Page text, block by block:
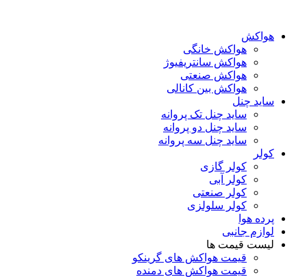
هواکش
هواکش خانگی
هواکش سانتریفیوژ
هواکش صنعتی
هواکش بین کانالی
ساید چنل
ساید چنل تک پروانه
ساید چنل دو پروانه
ساید چنل سه پروانه
کولر
کولر گازی
کولر آبی
کولر صنعتی
کولر سلولزی
پرده هوا
لوازم جانبی
لیست قیمت ها
قیمت هواکش های گرینکو
قیمت هواکش های دمنده